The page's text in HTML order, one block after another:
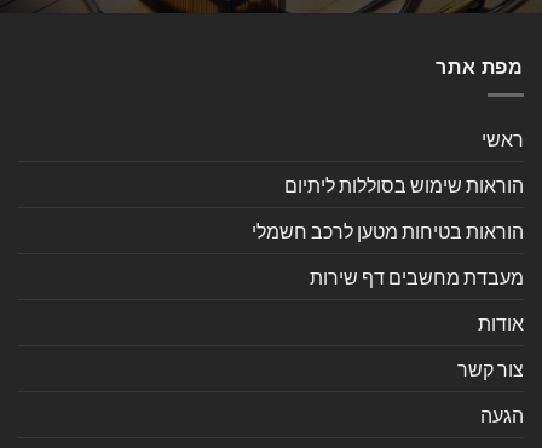
מפת אתר
ראשי
הוראות שימוש בסוללות ליתיום
הוראות בטיחות מטען לרכב חשמלי
מעבדת מחשבים דף שירות
אודות
צור קשר
הגעה